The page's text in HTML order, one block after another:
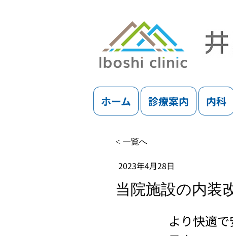
ホーム 診療案内 内科
< 一覧へ
2023年4月28日
当院施設の内装
より快適